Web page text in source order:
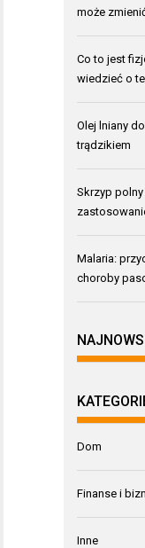
może
Co to jest
wiedzieć o
Olej lniany
trądzikiem
Skrzyp polny
Malaria:
choroby
Dom
Finanse i
Inne